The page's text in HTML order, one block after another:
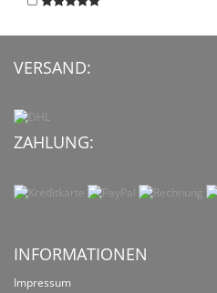
VERSAND:
ZAHLUNG:
INFORMATIONEN
Impressum